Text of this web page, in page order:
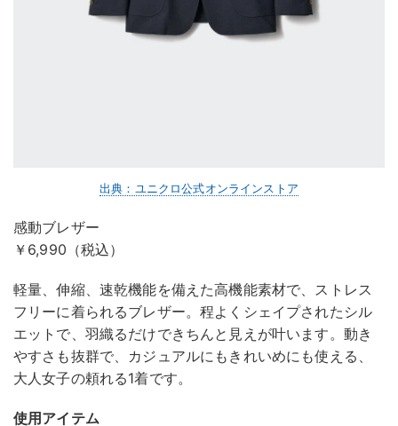
出典：ユニクロ公式オンラインストア
感動ブレザー
￥6,990（税込）
軽量、伸縮、速乾機能を備えた高機能素材で、ストレス
フリーに着られるブレザー。程よくシェイプされたシル
エットで、羽織るだけできちんと見えが叶います。動き
やすさも抜群で、カジュアルにもきれいめにも使える、
大人女子の頼れる1着です。
使用アイテム